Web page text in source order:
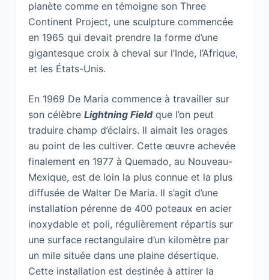
planète comme en témoigne son Three
Continent Project, une sculpture commencée
en 1965 qui devait prendre la forme d’une
gigantesque croix à cheval sur l’Inde, l’Afrique,
et les États-Unis.
En 1969 De Maria commence à travailler sur
son célèbre Lightning Field que l’on peut
traduire champ d’éclairs. Il aimait les orages
au point de les cultiver. Cette œuvre achevée
finalement en 1977 à Quemado, au Nouveau-
Mexique, est de loin la plus connue et la plus
diffusée de Walter De Maria. Il s’agit d’une
installation pérenne de 400 poteaux en acier
inoxydable et poli, régulièrement répartis sur
une surface rectangulaire d’un kilomètre par
un mile située dans une plaine désertique.
Cette installation est destinée à attirer la